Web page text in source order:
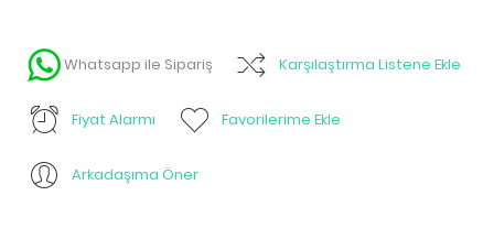
Whatsapp ile Sipariş Karşılaştırma Listene Ekle
Fiyat Alarmı Favorilerime Ekle
Arkadaşıma Öner